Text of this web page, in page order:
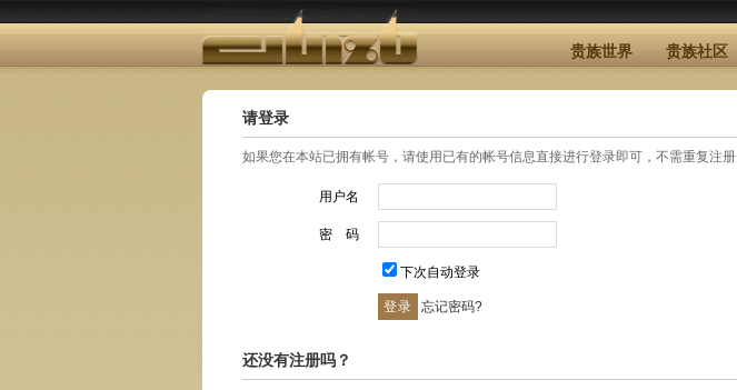
贵族世界 贵族社区
请登录
如果您在本站已拥有帐号，请使用已有的帐号信息直接进行登录即可，不需重复注册
用户名
密 码
下次自动登录
忘记密码?
还没有注册吗？